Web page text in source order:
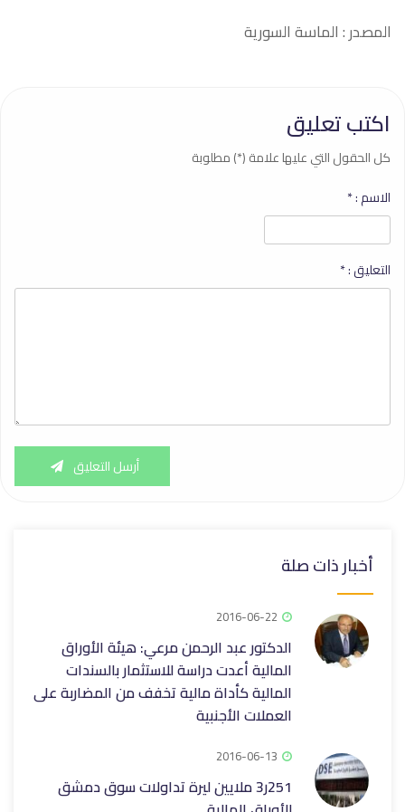
المصدر : الماسة السورية
اكتب تعليق
كل الحقول التي عليها علامة (*) مطلوبة
الاسم :*
التعليق :*
أرسل التعليق
أخبار ذات صلة
2016-06-22
الدكتور عبد الرحمن مرعي: هيئة الأوراق
المالية أعدت دراسة للاستثمار بالسندات
المالية كأداة مالية تخفف من المضاربة على
العملات الأجنبية
2016-06-13
251ر3 ملايين ليرة تداولات سوق دمشق